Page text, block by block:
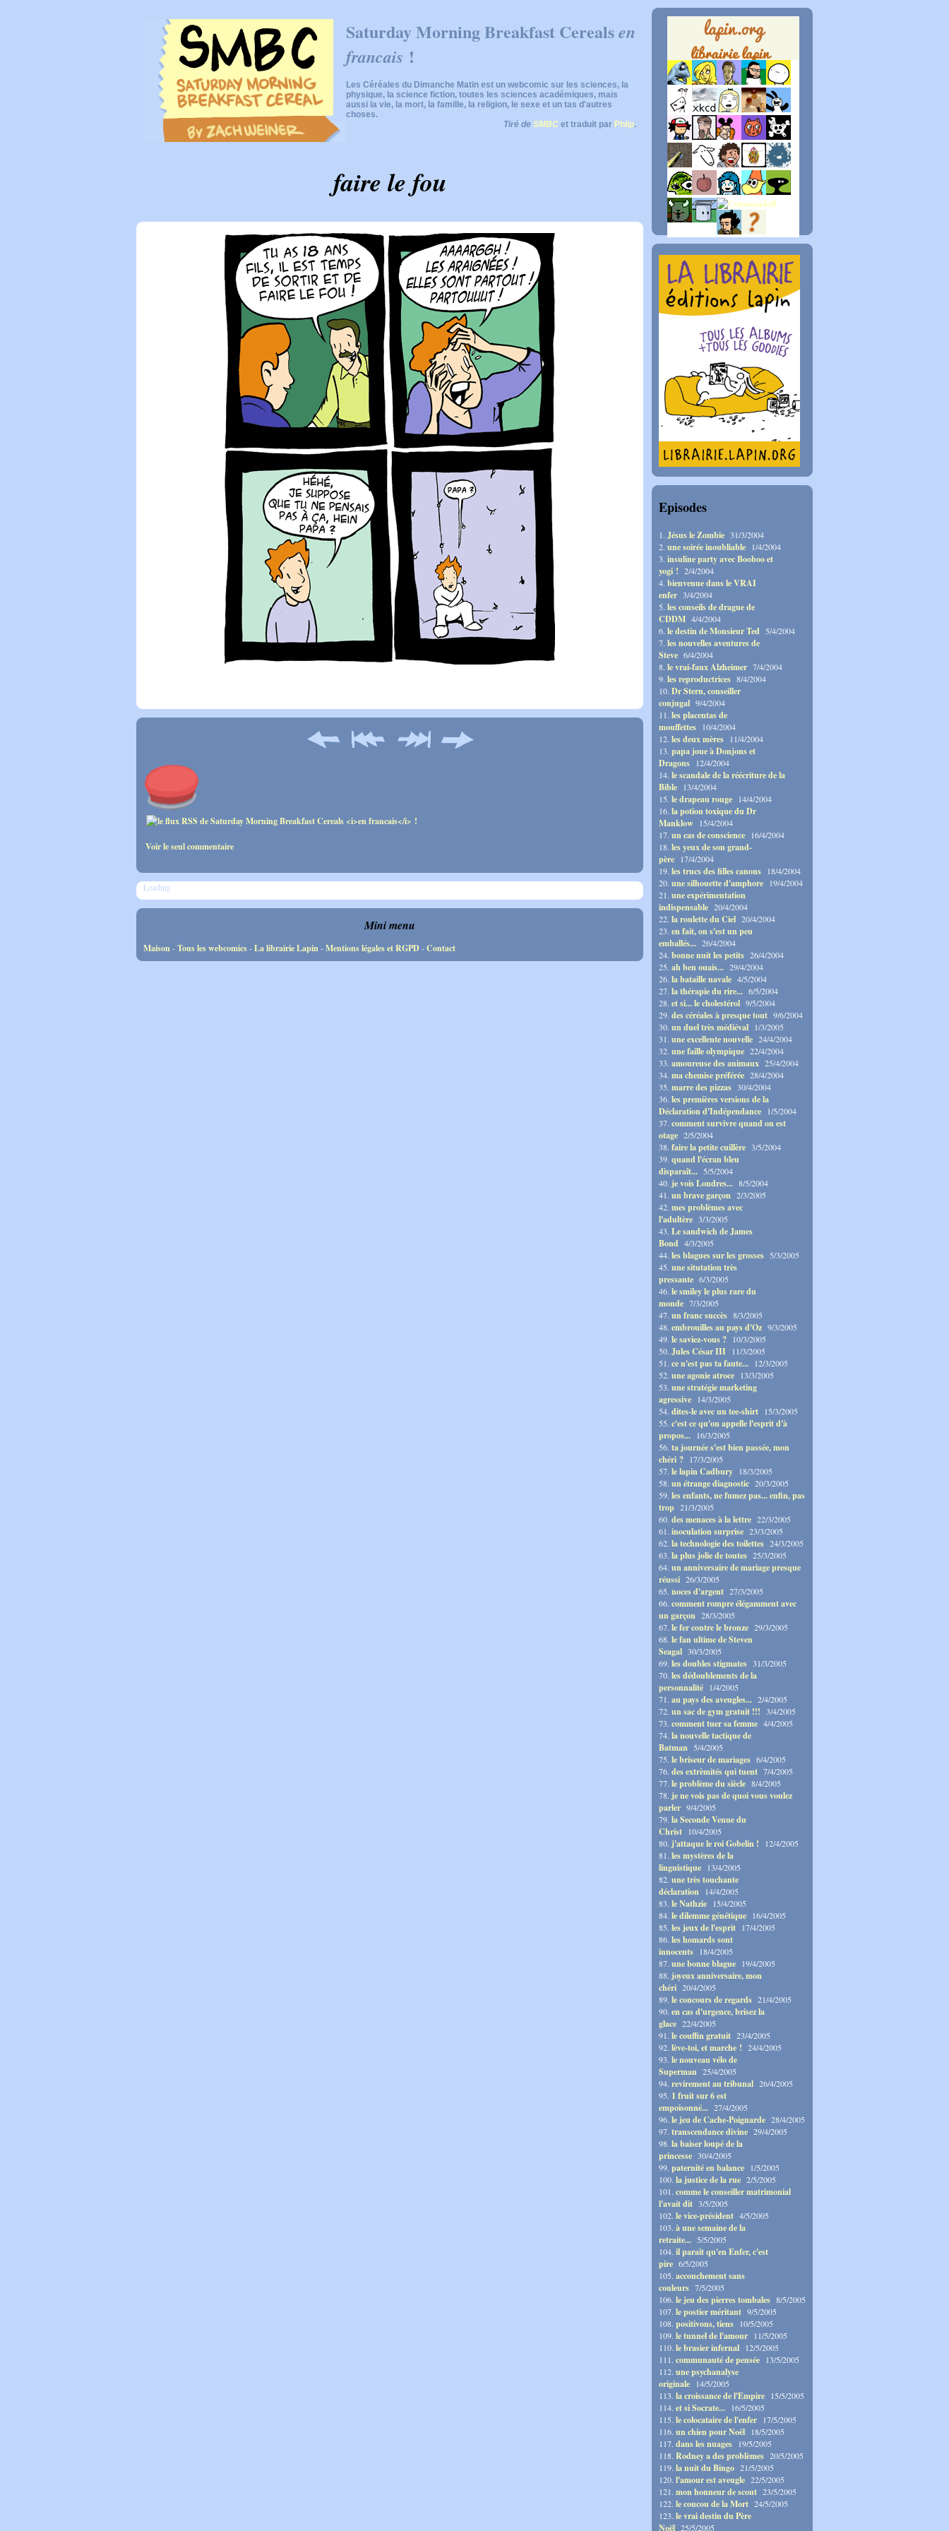
Saturday Morning Breakfast Cerealsen
francais !
Les Céréales du Dimanche Matin est un webcomic sur les sciences, la
physique, la science fiction, toutes les sciences académiques, mais
aussi la vie, la mort, la famille, la religion, le sexe et un tas d'autres
choses.
Tiré de SMBC et traduit par Phiip.
faire le fou
Voir le seul commentaire
Loading
Mini menu
Maison-Tous les webcomics-La librairie Lapin-Mentions légales et RGPD-Contact
Episodes
1. Jésus le Zombie 31/3/2004
2. une soirée inoubliable 1/4/2004
3. insuline party avec Booboo et
yogi ! 2/4/2004
4. bienvenue dans le VRAI
enfer 3/4/2004
5. les conseils de drague de
CDDM 4/4/2004
6. le destin de Monsieur Ted 5/4/2004
7. les nouvelles aventures de
Steve 6/4/2004
8. le vrai-faux Alzheimer 7/4/2004
9. les reproductrices 8/4/2004
10. Dr Stern, conseiller
conjugal 9/4/2004
11. les placentas de
mouffettes 10/4/2004
12. les deux mères 11/4/2004
13. papa joue à Donjons et
Dragons 12/4/2004
14. le scandale de la réécriture de la
Bible 13/4/2004
15. le drapeau rouge 14/4/2004
16. la potion toxique du Dr
Manklow 15/4/2004
17. un cas de conscience 16/4/2004
18. les yeux de son grand-
père 17/4/2004
19. les trucs des filles canons 18/4/2004
20. une silhouette d'amphore 19/4/2004
21. une expérimentation
indispensable 20/4/2004
22. la roulette du Ciel 20/4/2004
23. en fait, on s'est un peu
emballés... 26/4/2004
24. bonne nuit les petits 26/4/2004
25. ah ben ouais... 29/4/2004
26. la bataille navale 4/5/2004
27. la thérapie du rire... 6/5/2004
28. et si... le cholestérol 9/5/2004
29. des céréales à presque tout 9/6/2004
30. un duel très médiéval 1/3/2005
31. une excellente nouvelle 24/4/2004
32. une faille olympique 22/4/2004
33. amoureuse des animaux 25/4/2004
34. ma chemise préférée 28/4/2004
35. marre des pizzas 30/4/2004
36. les premières versions de la
Déclaration d'Indépendance 1/5/2004
37. comment survivre quand on est
otage 2/5/2004
38. faire la petite cuillère 3/5/2004
39. quand l'écran bleu
disparaît... 5/5/2004
40. je vois Londres... 8/5/2004
41. un brave garçon 2/3/2005
42. mes problèmes avec
l'adultère 3/3/2005
43. Le sandwich de James
Bond 4/3/2005
44. les blagues sur les grosses 5/3/2005
45. une situtation très
pressante 6/3/2005
46. le smiley le plus rare du
monde 7/3/2005
47. un franc succès 8/3/2005
48. embrouilles au pays d'Oz 9/3/2005
49. le saviez-vous ? 10/3/2005
50. Jules César III 11/3/2005
51. ce n'est pas ta faute... 12/3/2005
52. une agonie atroce 13/3/2005
53. une stratégie marketing
agressive 14/3/2005
54. dites-le avec un tee-shirt 15/3/2005
55. c'est ce qu'on appelle l'esprit d'à
propos... 16/3/2005
56. ta journée s'est bien passée, mon
chéri ? 17/3/2005
57. le lapin Cadbury 18/3/2005
58. un étrange diagnostic 20/3/2005
59. les enfants, ne fumez pas... enfin, pas
trop 21/3/2005
60. des menaces à la lettre 22/3/2005
61. inoculation surprise 23/3/2005
62. la technologie des toilettes 24/3/2005
63. la plus jolie de toutes 25/3/2005
64. un anniversaire de mariage presque
réussi 26/3/2005
65. noces d'argent 27/3/2005
66. comment rompre élégamment avec
un garçon 28/3/2005
67. le fer contre le bronze 29/3/2005
68. le fan ultime de Steven
Seagal 30/3/2005
69. les doubles stigmates 31/3/2005
70. les dédoublements de la
personnalité 1/4/2005
71. au pays des aveugles... 2/4/2005
72. un sac de gym gratuit !!! 3/4/2005
73. comment tuer sa femme 4/4/2005
74. la nouvelle tactique de
Batman 5/4/2005
75. le briseur de mariages 6/4/2005
76. des extrèmités qui tuent 7/4/2005
77. le problème du siècle 8/4/2005
78. je ne vois pas de quoi vous voulez
parler 9/4/2005
79. la Seconde Venue du
Christ 10/4/2005
80. j'attaque le roi Gobelin ! 12/4/2005
81. les mystères de la
linguistique 13/4/2005
82. une très touchante
déclaration 14/4/2005
83. le Nathzie 15/4/2005
84. le dilemme génétique 16/4/2005
85. les jeux de l'esprit 17/4/2005
86. les homards sont
innocents 18/4/2005
87. une bonne blague 19/4/2005
88. joyeux anniversaire, mon
chéri 20/4/2005
89. le concours de regards 21/4/2005
90. en cas d'urgence, brisez la
glace 22/4/2005
91. le couffin gratuit 23/4/2005
92. lève-toi, et marche ! 24/4/2005
93. le nouveau vélo de
Superman 25/4/2005
94. revirement au tribunal 26/4/2005
95. 1 fruit sur 6 est
empoisonné... 27/4/2005
96. le jeu de Cache-Poignarde 28/4/2005
97. transcendance divine 29/4/2005
98. la baiser loupé de la
princesse 30/4/2005
99. paternité en balance 1/5/2005
100. la justice de la rue 2/5/2005
101. comme le conseiller matrimonial
l'avait dit 3/5/2005
102. le vice-président 4/5/2005
103. à une semaine de la
retraite... 5/5/2005
104. il paraît qu'en Enfer, c'est
pire 6/5/2005
105. accouchement sans
couleurs 7/5/2005
106. le jeu des pierres tombales 8/5/2005
107. le postier méritant 9/5/2005
108. positivons, tiens 10/5/2005
109. le tunnel de l'amour 11/5/2005
110. le brasier infernal 12/5/2005
111. communauté de pensée 13/5/2005
112. une psychanalyse
originale 14/5/2005
113. la croissance de l'Empire 15/5/2005
114. et si Socrate... 16/5/2005
115. le colocataire de l'enfer 17/5/2005
116. un chien pour Noël 18/5/2005
117. dans les nuages 19/5/2005
118. Rodney a des problèmes 20/5/2005
119. la nuit du Bingo 21/5/2005
120. l'amour est aveugle 22/5/2005
121. mon honneur de scout 23/5/2005
122. le coucou de la Mort 24/5/2005
123. le vrai destin du Père
Noël 25/5/2005